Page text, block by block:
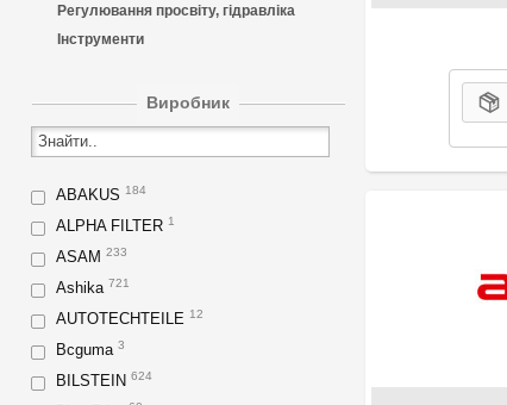
Регулювання просвіту, гідравліка
Інструменти
Виробник
ABAKUS 184
ALPHA FILTER 1
ASAM 233
Ashika 721
AUTOTECHTEILE 12
Bcguma 3
BILSTEIN 624